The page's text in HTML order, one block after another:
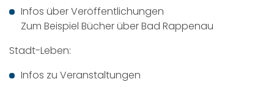
Infos über Veröffentlichungen
Zum Beispiel Bücher über Bad Rappenau
Stadt-Leben:
Infos zu Veranstaltungen